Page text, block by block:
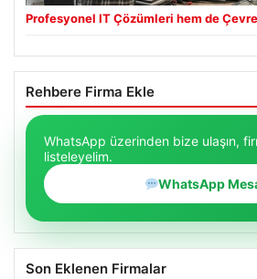
Profesyonel IT Çözümleri hem de
Rehbere Firma Ekle
WhatsApp üzerinden bize ulaşın,
listeleyelim.
WhatsApp
Son Eklenen Firmalar